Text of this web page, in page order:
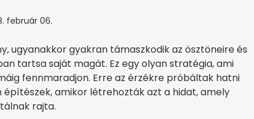
február 06.
ugyanakkor gyakran támaszkodik az ösztöneire és
tartsa saját magát. Ez egy olyan stratégia, ami
fennmaradjon. Erre az érzékre próbáltak hatni
amikor létrehozták azt a hidat, amely
rajta.